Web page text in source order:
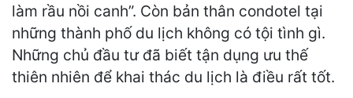
làm rầu nồi canh”. Còn bản thân condotel tại
những thành phố du lịch không có tội tình gì.
Những chủ đầu tư đã biết tận dụng ưu thế
thiên nhiên để khai thác du lịch là điều rất tốt.